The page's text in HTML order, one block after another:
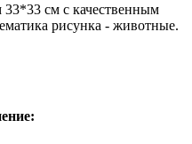
33*33 см с качественным
рисунка - животные.